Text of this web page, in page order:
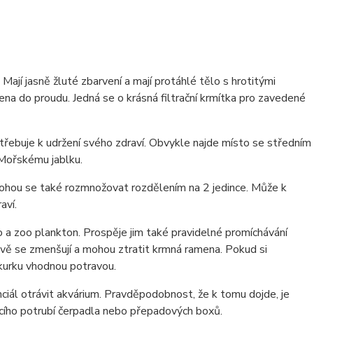
Mají jasně žluté zbarvení a mají protáhlé tělo s hrotitými
do proudu. Jedná se o krásná filtrační krmítka pro zavedené
k udržení svého zdraví. Obvykle najde místo se středním
jablku.
se také rozmnožovat rozdělením na 2 jedince. Může k
zoo plankton. Prospěje jim také pravidelné promíchávání
se zmenšují a mohou ztratit krmná ramena. Pokud si
vhodnou potravou.
otrávit akvárium. Pravděpodobnost, že k tomu dojde, je
potrubí čerpadla nebo přepadových boxů.